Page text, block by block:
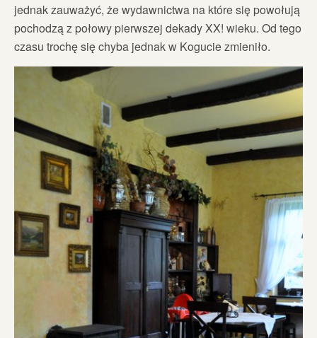
jednak zauważyć, że wydawnictwa na które się powołują
pochodzą z połowy pierwszej dekady XX! wieku. Od tego
czasu trochę się chyba jednak w Kogucie zmieniło.